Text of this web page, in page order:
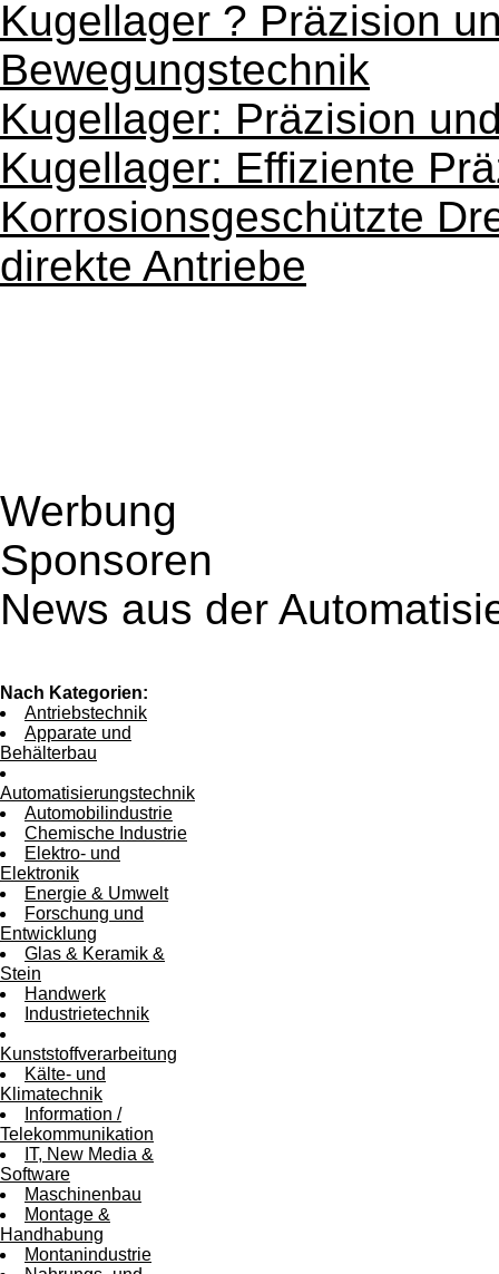
Kugellager ? Präzision
Bewegungstechnik
Kugellager: Präzision
Kugellager: Effiziente
Korrosionsgeschützte
direkte Antriebe
Werbung
Sponsoren
News aus der
Nach Kategorien:
Antriebstechnik
Apparate und
Behälterbau
Automatisierungstechnik
Automobilindustrie
Chemische Industrie
Elektro- und
Elektronik
Energie & Umwelt
Forschung und
Entwicklung
Glas & Keramik &
Stein
Handwerk
Industrietechnik
Kunststoffverarbeitung
Kälte- und
Klimatechnik
Information /
Telekommunikation
IT, New Media &
Software
Maschinenbau
Montage &
Handhabung
Montanindustrie